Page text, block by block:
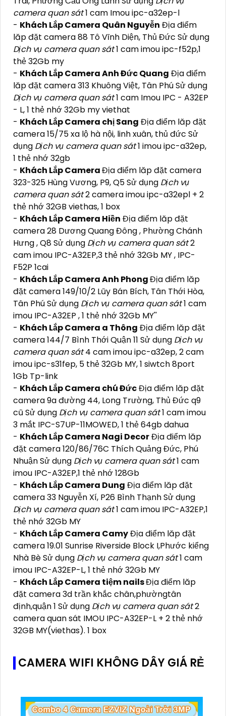
camera quan sát1 cam Imou ipc-a32ep-l
- Khách Lắp Camera Quân Nguyễn Địa điểm
lăp đặt camera 88 Tô Vĩnh Diện, Thủ Đức Sử dụng
Dịch vụ camera quan sát1 cam imou ipc-f52p,1
thẻ 32Gb my
- Khách Lắp Camera Anh Đức Quang Địa điểm
lăp đặt camera 313 Khuông Việt, Tân Phú Sử dụng
Dịch vụ camera quan sát1 cam Imou IPC - A32EP
- L, 1 thẻ nhớ 32Gb my viethat
- Khách Lắp Camera chị Sang Địa điểm lăp đặt
camera 15/75 xa lộ hà nội, linh xuân, thủ đức Sử
dụng Dịch vụ camera quan sát1 imou ipc-a32ep,
1 thẻ nhớ 32gb
- Khách Lắp CameraĐịa điểm lăp đặt camera
323-325 Hùng Vương, P9, Q5 Sử dụng Dịch vụ
camera quan sát2 camera imou ipc-a32epl + 2
thẻ nhớ 32GB viethas, 1 box
- Khách Lắp Camera Hiền Địa điểm lăp đặt
camera 28 Dương Quang Đông , Phường Chánh
Hưng , Q8 Sử dụng Dịch vụ camera quan sát2
cam imou IPC-A32EP,3 thẻ nhớ 32Gb MY , IPC-
F52P 1cai
- Khách Lắp Camera Anh PhongĐịa điểm lăp
đặt camera 149/10/2 Lũy Bán Bích, Tân Thới Hòa,
Tân Phú Sử dụng Dịch vụ camera quan sát1 cam
imou IPC-A32EP , 1 thẻ nhớ 32Gb MY''
- Khách Lắp Camera a Thông Địa điểm lăp đặt
camera 144/7 Bình Thới Quận 11 Sử dụng Dịch vụ
camera quan sát4 cam imou ipc-a32ep, 2 cam
imou ipc-s31fep, 5 thẻ 32Gb MY, 1 siwtch 8port
1Gb Tp-link
- Khách Lắp Camera chú ĐứcĐịa điểm lăp đặt
camera 9a đường 44, Long Trường, Thủ Đức q9
cũ Sử dụng Dịch vụ camera quan sát1 cam imou
3 mắt IPC-S7UP-11MOWED, 1 thẻ 64gb dahua
- Khách Lắp Camera Nagi DecorĐịa điểm lăp
đặt camera 120/86/76C Thích Quảng Đức, Phú
Nhuận Sử dụng Dịch vụ camera quan sát1 cam
imou IPC-A32EP,1 thẻ nhớ 128Gb
- Khách Lắp Camera Dung Địa điểm lăp đặt
camera 33 Nguyễn Xí, P26 Bình Thạnh Sử dụng
Dịch vụ camera quan sát1 cam imou IPC-A32EP,1
thẻ nhớ 32Gb MY
- Khách Lắp Camera CamyĐịa điểm lăp đặt
camera 19.01 Sunrise Riverside Block I,Phước kiểng
Nhà Bè Sử dụng Dịch vụ camera quan sát1 cam
imou IPC-A32EP-L, 1 thẻ nhớ 32Gb MY
- Khách Lắp Camera tiệm nailsĐịa điểm lăp
đặt camera 3d trần khắc chân,phườngtân
định,quận 1 Sử dụng Dịch vụ camera quan sát2
camera quan sát IMOU IPC-A32EP-L + 2 thẻ nhớ
32GB MY(viethas). 1 box
CAMERA WIFI KHÔNG DÂY GIÁ RẺ